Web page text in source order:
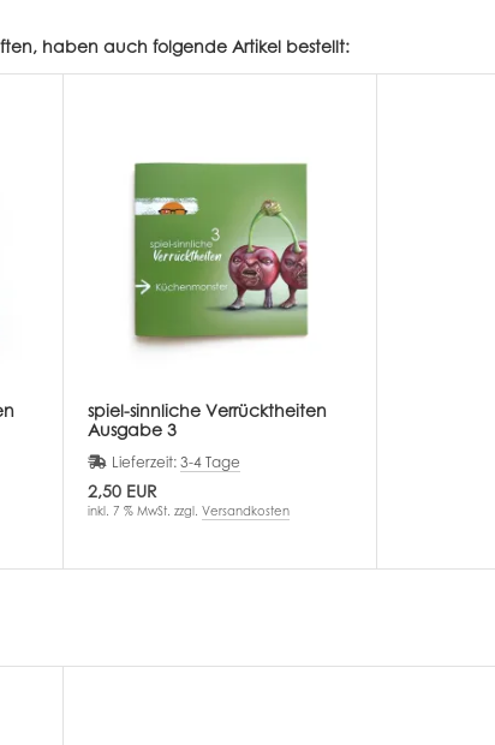
haben auch folgende Artikel bestellt:
spiel-sinnliche Verrücktheiten
Ausgabe 3
Lieferzeit:3-4 Tage
2,50 EUR
inkl. 7 % MwSt. zzgl. Versandkosten